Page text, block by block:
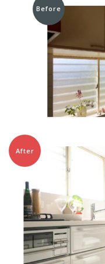
Before
After